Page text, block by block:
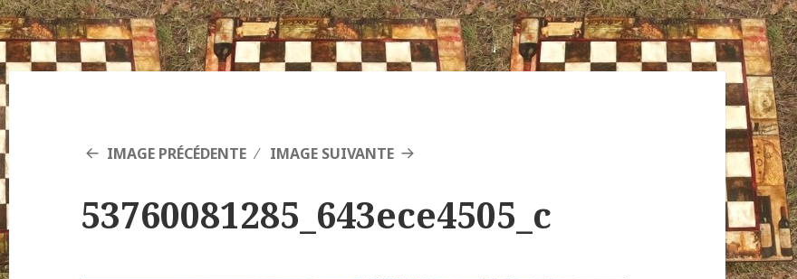
IMAGE PRÉCÉDENTE IMAGE SUIVANTE
53760081285_643ece4505_c